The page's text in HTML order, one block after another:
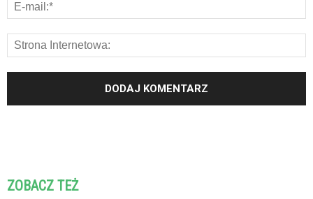
ZOBACZ TEŻ